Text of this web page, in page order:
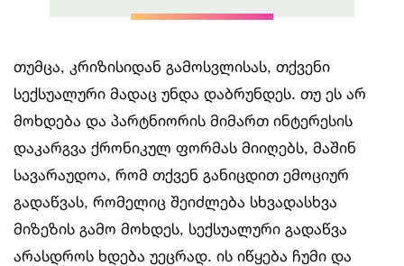
თუმცა, კრიზისიდან გამოსვლისას, თქვენი
სექსუალური მადაც უნდა დაბრუნდეს. თუ ეს არ
მოხდება და პარტნიორის მიმართ ინტერესის
დაკარგვა ქრონიკულ ფორმას მიიღებს, მაშინ
სავარაუდოა, რომ თქვენ განიცდით ემოციურ
გადაწვას, რომელიც შეიძლება სხვადასხვა
მიზეზის გამო მოხდეს, სექსუალური გადაწვა
არასდროს ხდება უეცრად. ის იწყება ჩუმი და